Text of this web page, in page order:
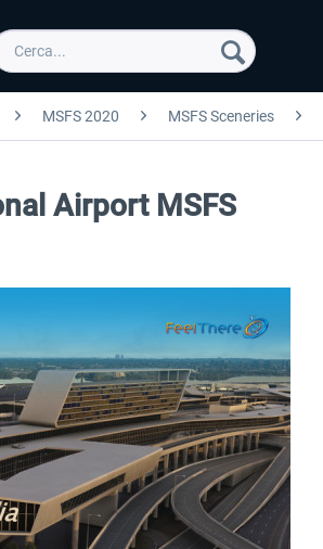
MSFS 2020 MSFS Sceneries
Airport MSFS